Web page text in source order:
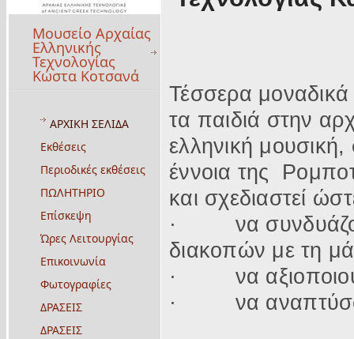
Μουσείο Αρχαίας
Ελληνικής
Τεχνολογίας
Κώστα Κοτσανά
ΑΡΧΙΚΗ ΣΕΛΙΔΑ
Εκθέσεις
Περιοδικές εκθέσεις
ΠΩΛΗΤΗΡΙΟ
Επίσκεψη
Ώρες Λειτουργίας
Επικοινωνία
Φωτογραφίες
ΔΡΑΣΕΙΣ
ΔΡΑΣΕΙΣ
Τέσσερα
τα παιδιά στην
ελληνική
έννοια της
και σχεδιαστεί
·
να
διακοπών με τη
·
να
·
να